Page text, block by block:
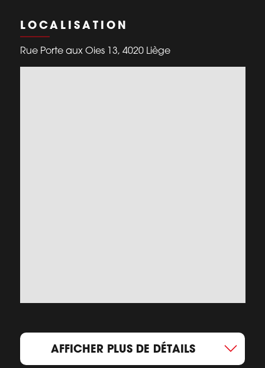
LOCALISATION
Rue Porte aux Oies 13, 4020 Liège
AFFICHER PLUS DE DÉTAILS